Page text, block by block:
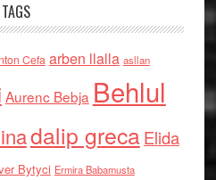
TAGS
Cefa arben llalla asllan
Aurenc Bebja Behlul
dalip grecaElida
Bytyci Ermira Babamusta